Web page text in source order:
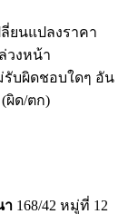
ยนแปลงราคา
วงหน้า
บผิดชอบใดๆ อัน
ผิด/ตก)
า 168/42 หมู่ที่ 12